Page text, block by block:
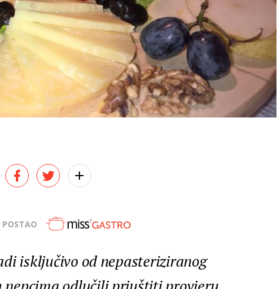
POSTAO
isključivo od nepasteriziranog